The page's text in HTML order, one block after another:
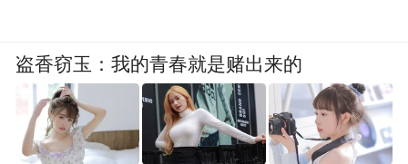
盗香窃玉：我的青春就是赌出来的